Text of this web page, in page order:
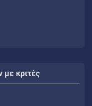
με κριτές